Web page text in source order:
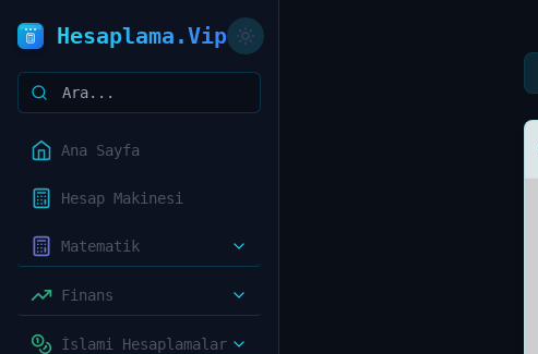
Hesaplama.Vip
Ana Sayfa
Hesap Makinesi
Matematik
Finans
İslami Hesaplamalar